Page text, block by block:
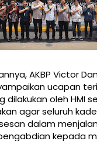
AKBP Victor
ucapan
dilakukan oleh HMI
agar seluruh
dalam
kepada